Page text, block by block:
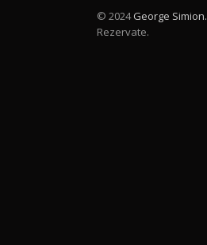
© 2024George Simion.
Rezervate.